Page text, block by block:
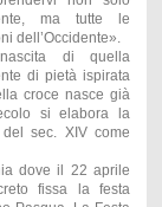
ma tutte le
dell’Occidente».
di quella
di pietà ispirata
croce nasce già
si elabora la
sec. XIV come
dove il 22 aprile
fissa la festa